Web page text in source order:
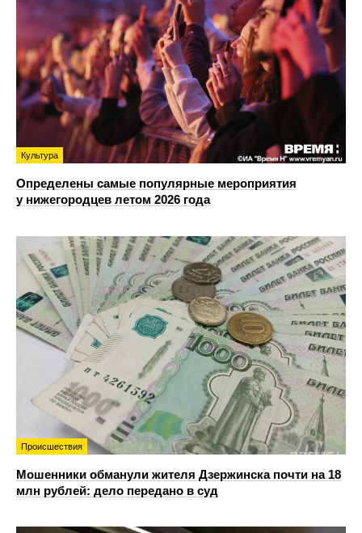
Культура
Определены самые популярные мероприятия
у нижегородцев летом 2026 года
Происшествия
Мошенники обманули жителя Дзержинска почти на 18
млн рублей: дело передано в суд